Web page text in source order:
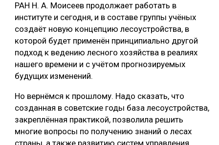
РАН Н. А. Моисеев продолжает работать в
институте и сегодня, и в составе группы учёных
создаёт новую концепцию лесоустройства, в
которой будет применён принципиально другой
подход к ведению лесного хозяйства в реалиях
нашего времени и с учётом прогнозируемых
будущих изменений.
Но вернёмся к прошлому. Надо сказать, что
созданная в советские годы база лесоустройства,
закреплённая практикой, позволила решить
многие вопросы по получению знаний о лесах